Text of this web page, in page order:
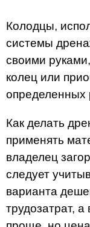
Колодцы,
системы
своими
колец или
определенных
Как делать
применять
владелец
следует
варианта
трудозатрат, а